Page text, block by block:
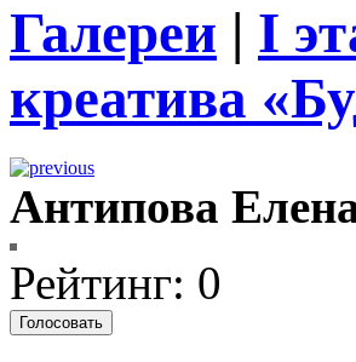
Галереи | I
креатива
Антипова
Рейтинг: 0